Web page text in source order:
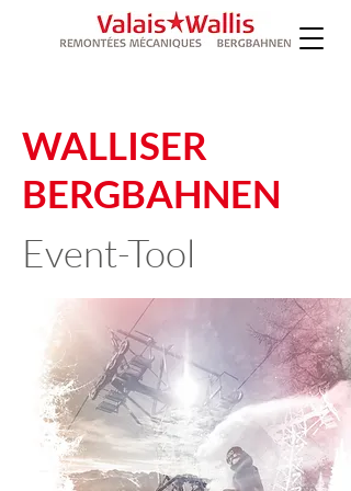
WALLISER
BERGBAHNEN
Event-Tool